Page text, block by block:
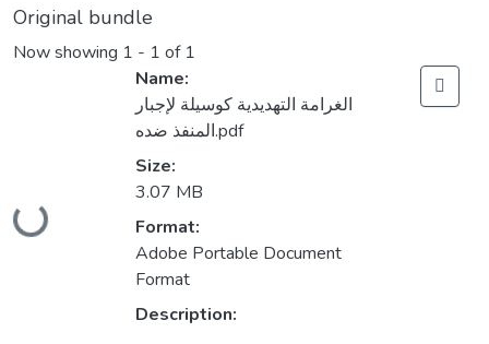
Original bundle
Now showing 1 - 1 of 1
Loading...
Name:
الغرامة التهديدية كوسيلة لإجبار
المنفذ ضده.pdf
Size:
3.07 MB
Format:
Adobe Portable Document
Format
Description: